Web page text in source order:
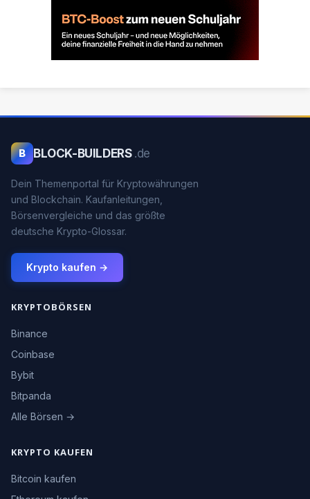
B BLOCK-BUILDERS .de
Dein Themenportal für Kryptowährungen
und Blockchain. Kaufanleitungen,
Börsenvergleiche und das größte
deutsche Krypto-Glossar.
Krypto kaufen →
KRYPTOBÖRSEN
Binance
Coinbase
Bybit
Bitpanda
Alle Börsen →
KRYPTO KAUFEN
Bitcoin kaufen